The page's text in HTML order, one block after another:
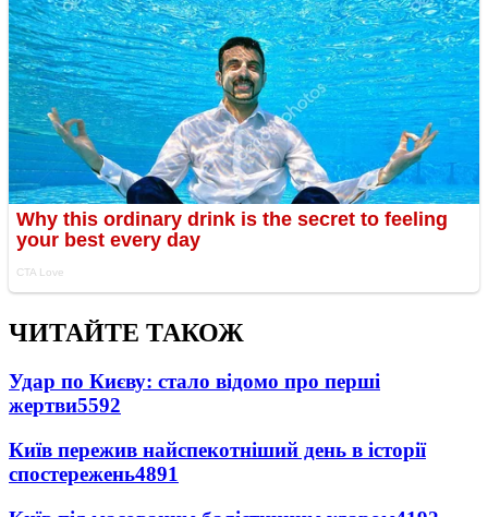
ЧИТАЙТЕ ТАКОЖ
Удар по Києву: стало відомо про перші
жертви5592
Київ пережив найспекотніший день в історії
спостережень4891